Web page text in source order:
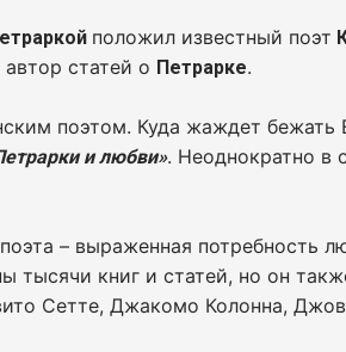
положил известный поэт
статей о Петрарке.
поэтом. Куда жаждет бежать
и любви». Неоднократно в
– выраженная потребность
тысячи книг и статей, но он
Сетте, Джакомо Колонна,